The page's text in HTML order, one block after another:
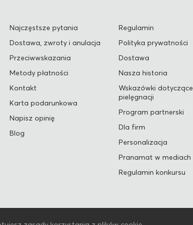
Najczęstsze pytania
Dostawa, zwroty i anulacja
Przeciwwskazania
Metody płatności
Kontakt
Karta podarunkowa
Napisz opinię
Blog
Regulamin
Polityka prywatności
Dostawa
Nasza historia
Wskazówki dotyczące
pielęgnacji
Program partnerski
Dla firm
Personalizacja
Pranamat w mediach
Regulamin konkursu